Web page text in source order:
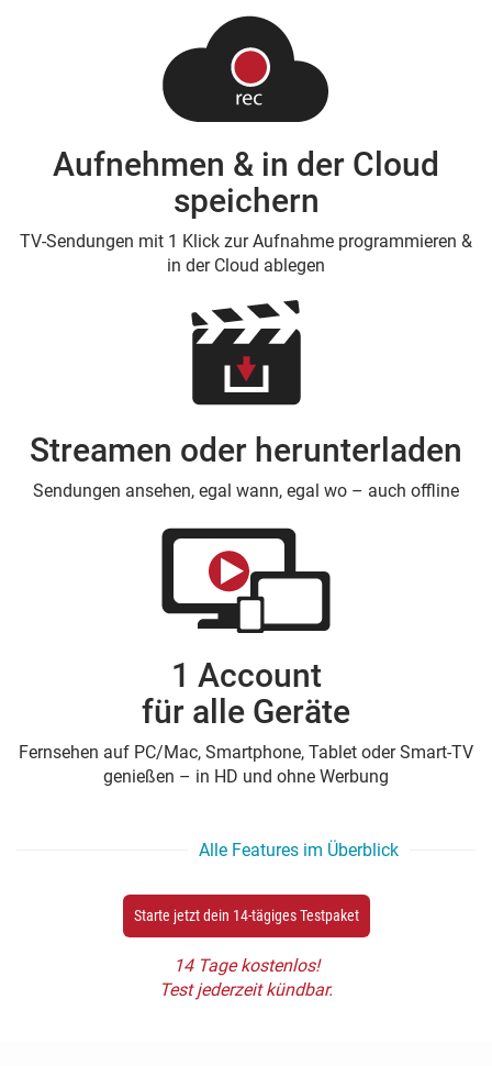
Aufnehmen & in der Cloud
speichern
TV-Sendungen mit 1 Klick zur Aufnahme programmieren &
in der Cloud ablegen
Streamen oder herunterladen
Sendungen ansehen, egal wann, egal wo – auch offline
1 Account
für alle Geräte
Fernsehen auf PC/Mac, Smartphone, Tablet oder Smart-TV
genießen – in HD und ohne Werbung
Alle Features im Überblick
Starte jetzt dein 14-tägiges Testpaket
14 Tage kostenlos!
Test jederzeit kündbar.